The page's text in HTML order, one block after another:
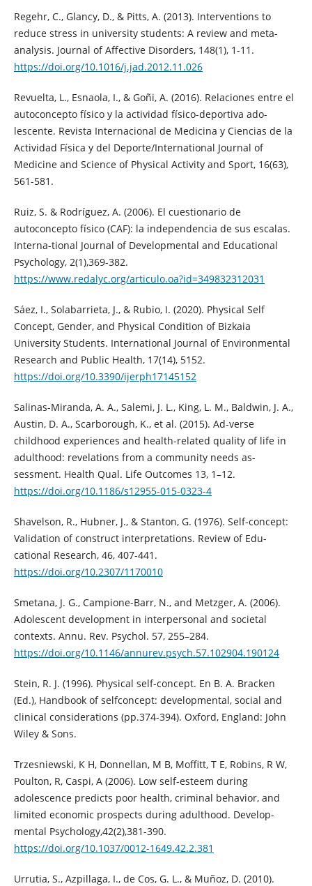
Regehr, C., Glancy, D., & Pitts, A. (2013). Interventions to
reduce stress in university students: A review and meta-
analysis. Journal of Affective Disorders, 148(1), 1-11.
https://doi.org/10.1016/j.jad.2012.11.026
Revuelta, L., Esnaola, I., & Goñi, A. (2016). Relaciones entre el
autoconcepto físico y la actividad físico-deportiva ado-
lescente. Revista Internacional de Medicina y Ciencias de la
Actividad Física y del Deporte/International Journal of
Medicine and Science of Physical Activity and Sport, 16(63),
561-581.
Ruiz, S. & Rodríguez, A. (2006). El cuestionario de
autoconcepto físico (CAF): la independencia de sus escalas.
Interna-tional Journal of Developmental and Educational
Psychology, 2(1),369-382.
https://www.redalyc.org/articulo.oa?id=349832312031
Sáez, I., Solabarrieta, J., & Rubio, I. (2020). Physical Self
Concept, Gender, and Physical Condition of Bizkaia
University Students. International Journal of Environmental
Research and Public Health, 17(14), 5152.
https://doi.org/10.3390/ijerph17145152
Salinas-Miranda, A. A., Salemi, J. L., King, L. M., Baldwin, J. A.,
Austin, D. A., Scarborough, K., et al. (2015). Ad-verse
childhood experiences and health-related quality of life in
adulthood: revelations from a community needs as-
sessment. Health Qual. Life Outcomes 13, 1–12.
https://doi.org/10.1186/s12955-015-0323-4
Shavelson, R., Hubner, J., & Stanton, G. (1976). Self-concept:
Validation of construct interpretations. Review of Edu-
cational Research, 46, 407-441.
https://doi.org/10.2307/1170010
Smetana, J. G., Campione-Barr, N., and Metzger, A. (2006).
Adolescent development in interpersonal and societal
contexts. Annu. Rev. Psychol. 57, 255–284.
https://doi.org/10.1146/annurev.psych.57.102904.190124
Stein, R. J. (1996). Physical self-concept. En B. A. Bracken
(Ed.), Handbook of selfconcept: developmental, social and
clinical considerations (pp.374-394). Oxford, England: John
Wiley & Sons.
Trzesniewski, K H, Donnellan, M B, Moffitt, T E, Robins, R W,
Poulton, R, Caspi, A (2006). Low self-esteem during
adolescence predicts poor health, criminal behavior, and
limited economic prospects during adulthood. Develop-
mental Psychology,42(2),381-390.
https://doi.org/10.1037/0012-1649.42.2.381
Urrutia, S., Azpillaga, I., de Cos, G. L., & Muñoz, D. (2010).